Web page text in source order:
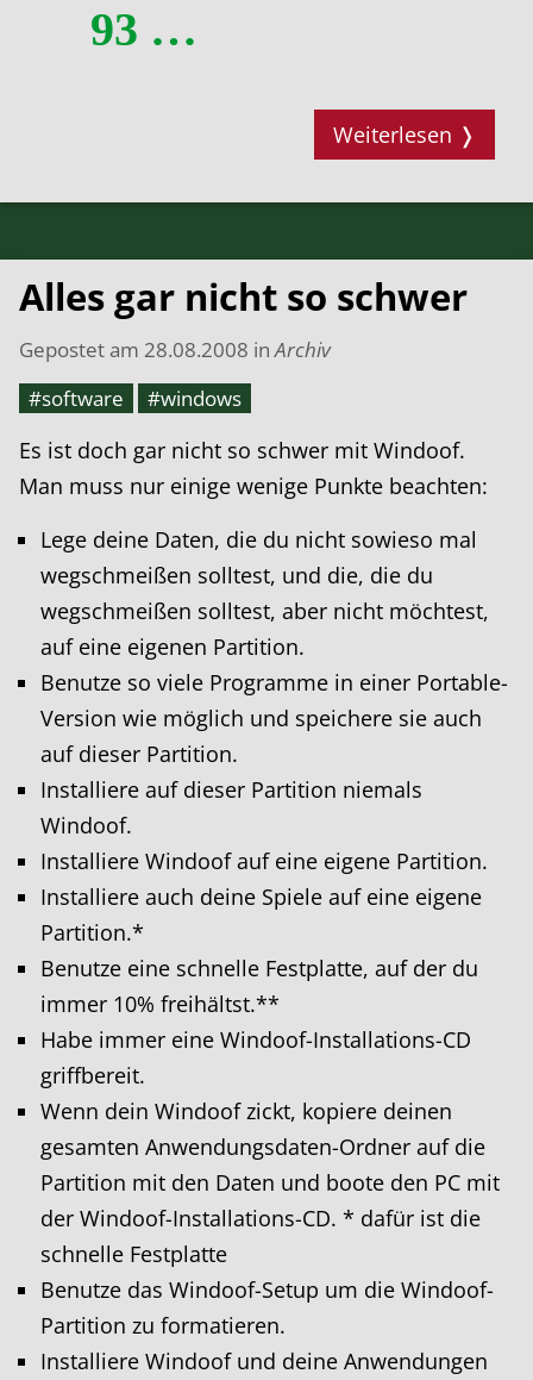
93 …
Weiterlesen ❭
Alles gar nicht so schwer
Gepostet am 28.08.2008 inArchiv
#software
#windows
Es ist doch gar nicht so schwer mit Windoof.
Man muss nur einige wenige Punkte beachten:
Lege deine Daten, die du nicht sowieso mal
wegschmeißen solltest, und die, die du
wegschmeißen solltest, aber nicht möchtest,
auf eine eigenen Partition.
Benutze so viele Programme in einer Portable-
Version wie möglich und speichere sie auch
auf dieser Partition.
Installiere auf dieser Partition niemals
Windoof.
Installiere Windoof auf eine eigene Partition.
Installiere auch deine Spiele auf eine eigene
Partition.*
Benutze eine schnelle Festplatte, auf der du
immer 10% freihältst.**
Habe immer eine Windoof-Installations-CD
griffbereit.
Wenn dein Windoof zickt, kopiere deinen
gesamten Anwendungsdaten-Ordner auf die
Partition mit den Daten und boote den PC mit
der Windoof-Installations-CD. * dafür ist die
schnelle Festplatte
Benutze das Windoof-Setup um die Windoof-
Partition zu formatieren.
Installiere Windoof und deine Anwendungen